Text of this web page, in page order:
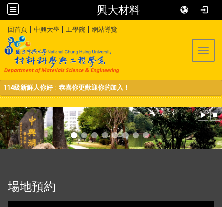
興大材料
回首頁 | 中興大學 | 工學院 | 網站導覽
114級新鮮人你好：恭喜你更歡迎你的加入！
場地預約